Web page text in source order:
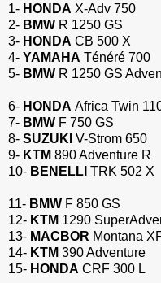
1- HONDA X-Adv 750
2- BMW R 1250 GS
3- HONDA CB 500 X
4- YAMAHA Ténéré 700
5- BMW R 1250 GS
6- HONDA Africa Twin
7- BMW F 750 GS
8- SUZUKI V-Strom 650
9- KTM 890 Adventure R
10- BENELLI TRK 502 X
11- BMW F 850 GS
12- KTM 1290
13- MACBOR Montana
14- KTM 390 Adventure
15- HONDA CRF 300 L